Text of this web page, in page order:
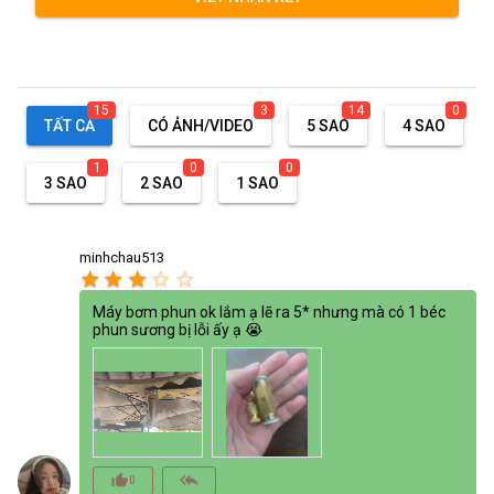
TẤT CẢ
15
CÓ ẢNH/VIDEO
3
5 SAO
14
4 SAO
0
3 SAO
1
2 SAO
0
1 SAO
0
minhchau513
star star star star_border star_border
Máy bơm phun ok lắm ạ lẽ ra 5* nhưng mà có 1 béc
phun sương bị lỗi ấy ạ 😭
thumb_up_alt0 reply_all